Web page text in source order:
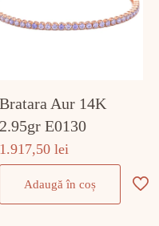
Bratara Aur 14K
2.95gr E0130
1.917,50lei
Adaugă în coș